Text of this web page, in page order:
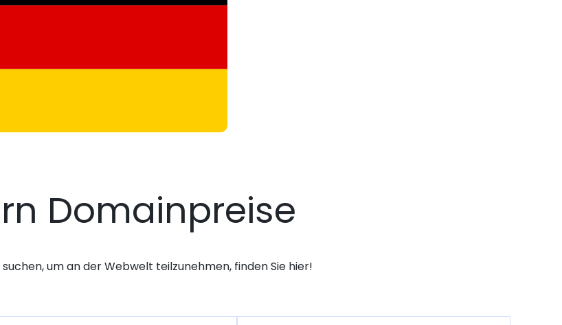
Domainpreise
suchen, um an der Webwelt teilzunehmen, finden Sie hier!